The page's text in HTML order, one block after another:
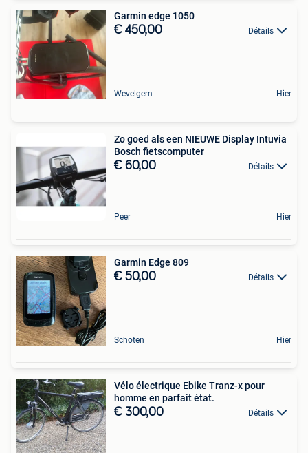
Garmin edge 1050
€ 450,00 Détails
Wevelgem Hier
Zo goed als een NIEUWE Display Intuvia
Bosch fietscomputer
€ 60,00 Détails
Peer Hier
Garmin Edge 809
€ 50,00 Détails
Schoten Hier
Vélo électrique Ebike Tranz-x pour
homme en parfait état.
€ 300,00 Détails